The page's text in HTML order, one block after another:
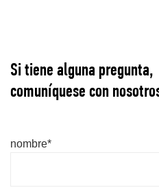
Si tiene alguna pregunta,
comuníquese con
nombre*